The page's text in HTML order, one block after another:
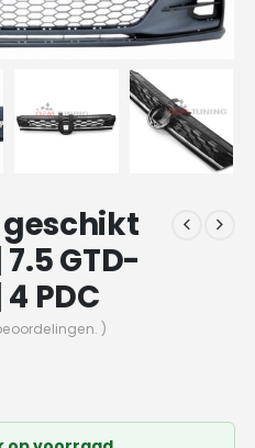
geschikt
7.5 GTD-
4 PDC
)